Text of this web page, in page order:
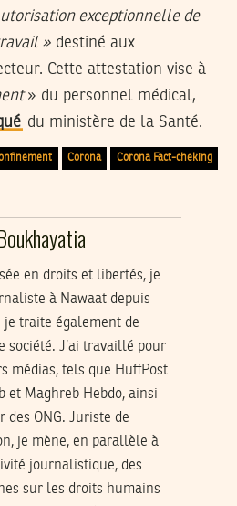
exceptionnelle de
» destiné aux
Cette attestation vise à
» du personnel médical,
du ministère de la Santé.
Corona Corona Fact-cheking
en droits et libertés, je
à Nawaat depuis
je traite également de
société. J’ai travaillé pour
médias, tels que HuffPost
et Maghreb Hebdo, ainsi
des ONG. Juriste de
je mène, en parallèle à
journalistique, des
sur les droits humains